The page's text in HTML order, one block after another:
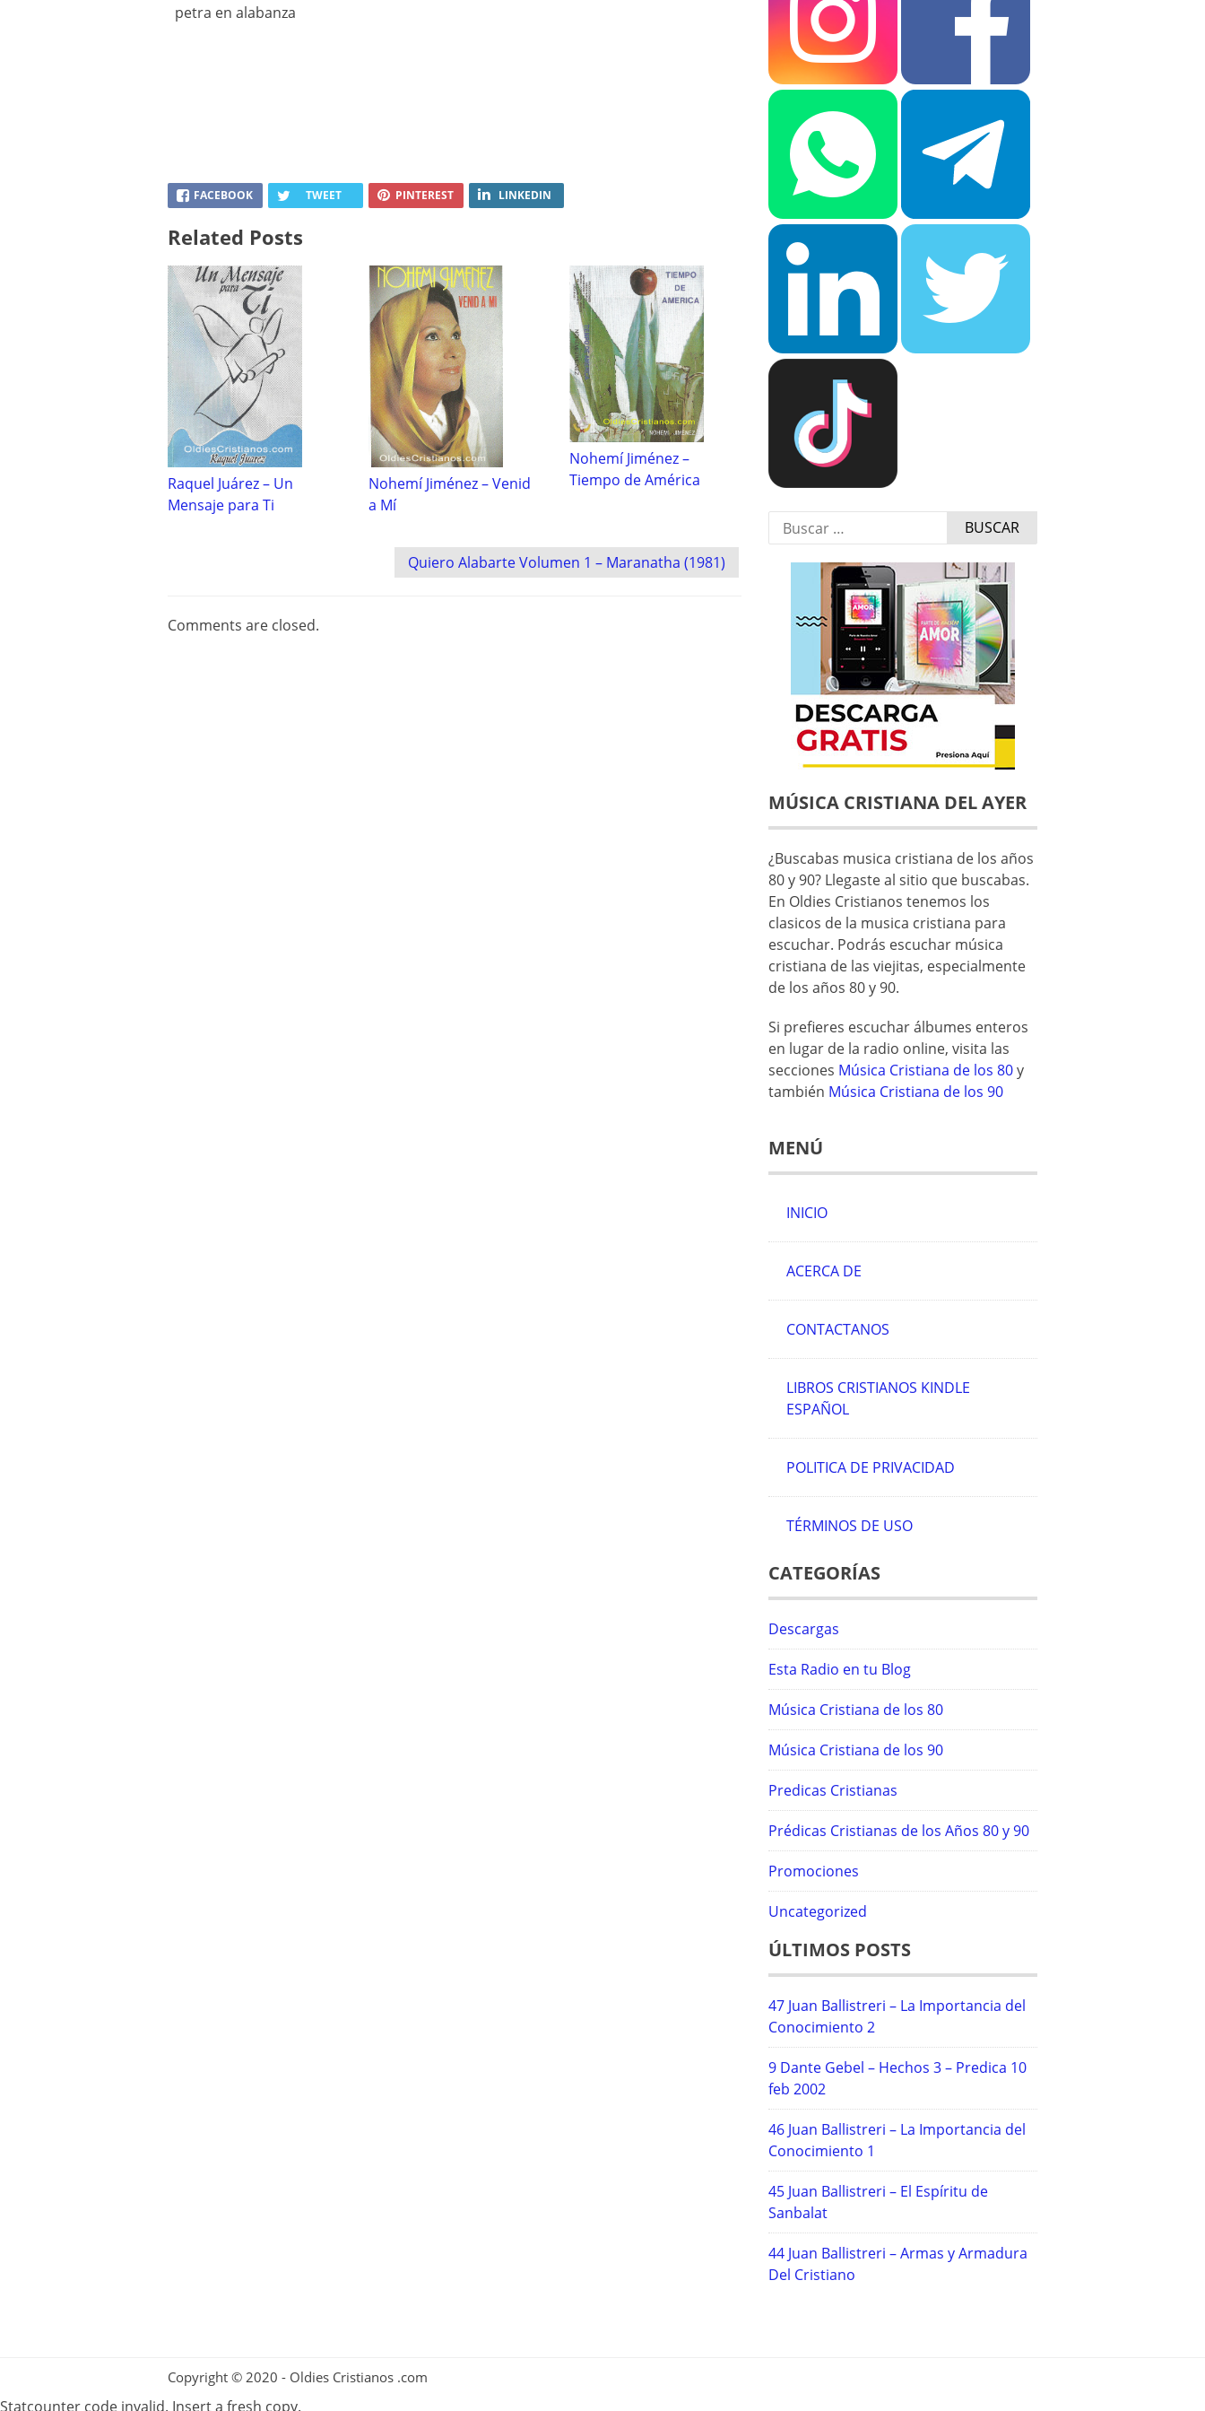
petra en alabanza
FACEBOOK TWEET PINTEREST LINKEDIN
Related Posts
Raquel Juárez – Un
Mensaje para Ti
Nohemí Jiménez – Venid
a Mí
Nohemí Jiménez –
Tiempo de América
Quiero Alabarte Volumen 1 – Maranatha (1981)
Comments are closed.
Buscar:
MÚSICA CRISTIANA DEL AYER
¿Buscabas musica cristiana de los años
80 y 90? Llegaste al sitio que buscabas.
En Oldies Cristianos tenemos los
clasicos de la musica cristiana para
escuchar. Podrás escuchar música
cristiana de las viejitas, especialmente
de los años 80 y 90.
Si prefieres escuchar álbumes enteros
en lugar de la radio online, visita las
secciones Música Cristiana de los 80y
también Música Cristiana de los 90
MENÚ
INICIO
ACERCA DE
CONTACTANOS
LIBROS CRISTIANOS KINDLE
ESPAÑOL
POLITICA DE PRIVACIDAD
TÉRMINOS DE USO
CATEGORÍAS
Descargas
Esta Radio en tu Blog
Música Cristiana de los 80
Música Cristiana de los 90
Predicas Cristianas
Prédicas Cristianas de los Años 80 y 90
Promociones
Uncategorized
ÚLTIMOS POSTS
47 Juan Ballistreri – La Importancia del
Conocimiento 2
9 Dante Gebel – Hechos 3 – Predica 10
feb 2002
46 Juan Ballistreri – La Importancia del
Conocimiento 1
45 Juan Ballistreri – El Espíritu de
Sanbalat
44 Juan Ballistreri – Armas y Armadura
Del Cristiano
Copyright © 2020 - Oldies Cristianos .com
Statcounter code invalid. Insert a fresh copy.